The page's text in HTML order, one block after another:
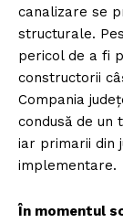
canalizare se
structurale.
pericol de a fi
constructorii
Compania
condusă de un
iar primarii din
implementare.
În momentul